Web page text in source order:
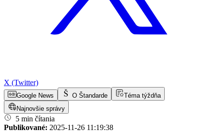
X (Twitter)
Google News O Štandarde
Téma týždňa
Najnovšie správy
5 min čítania
Publikované: 2025-11-26 11:19:38